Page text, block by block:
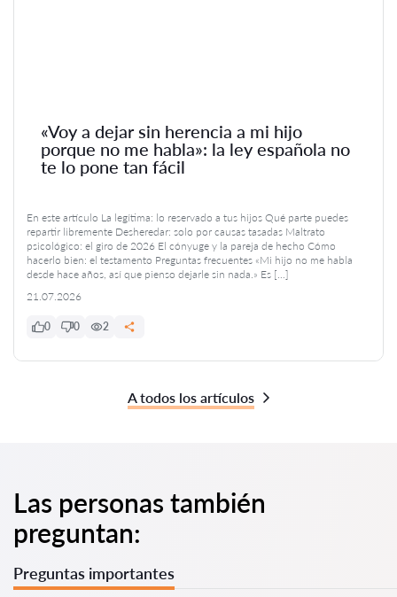
«Voy a dejar sin herencia a mi hijo
porque no me habla»: la ley española no
te lo pone tan fácil
En este artículo La legítima: lo reservado a tus hijos Qué parte puedes
repartir libremente Desheredar: solo por causas tasadas Maltrato
psicológico: el giro de 2026 El cónyuge y la pareja de hecho Cómo
hacerlo bien: el testamento Preguntas frecuentes «Mi hijo no me habla
desde hace años, así que pienso dejarle sin nada.» Es […]
21.07.2026
0 0 2
A todos los artículos
Las personas también
preguntan:
Preguntas importantes